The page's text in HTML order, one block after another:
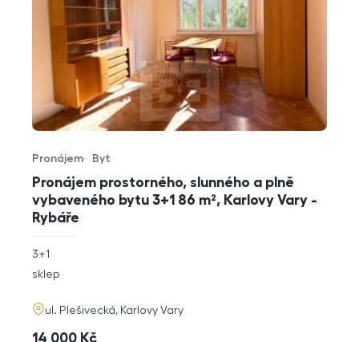
Pronájem prostorného, slunného a plně
vybaveného bytu 3+1 86 m², Karlovy Vary -
Rybáře
Typ nabídky
Pronájem
Typ nemovitosti
Byt
rozměry
3+1
funkce
sklep
adresa
ul. Plešivecká, Karlovy Vary
cena
14 000 Kč